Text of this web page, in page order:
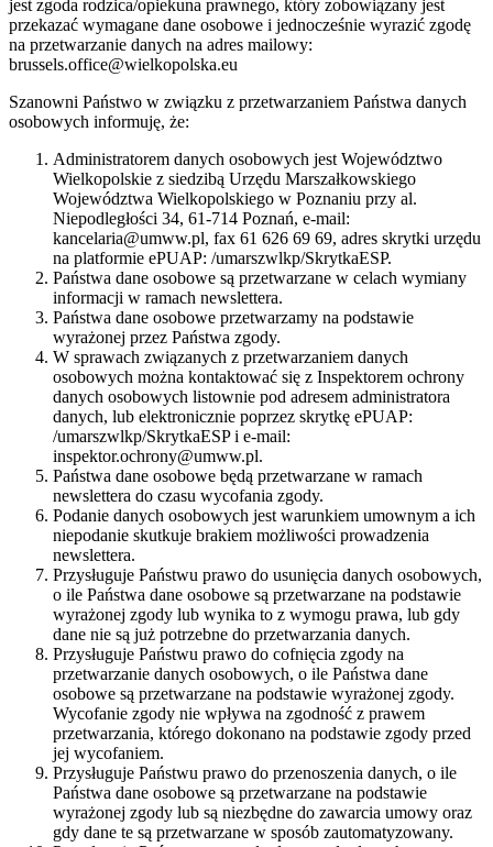
jest zgoda rodzica/opiekuna prawnego, który zobowiązany jest
przekazać wymagane dane osobowe i jednocześnie wyrazić zgodę
na przetwarzanie danych na adres mailowy:
brussels.office@wielkopolska.eu
Szanowni Państwo w związku z przetwarzaniem Państwa danych
osobowych informuję, że:
Administratorem danych osobowych jest Województwo
Wielkopolskie z siedzibą Urzędu Marszałkowskiego
Województwa Wielkopolskiego w Poznaniu przy al.
Niepodległości 34, 61-714 Poznań, e-mail:
kancelaria@umww.pl, fax 61 626 69 69, adres skrytki urzędu
na platformie ePUAP: /umarszwlkp/SkrytkaESP.
Państwa dane osobowe są przetwarzane w celach wymiany
informacji w ramach newslettera.
Państwa dane osobowe przetwarzamy na podstawie
wyrażonej przez Państwa zgody.
W sprawach związanych z przetwarzaniem danych
osobowych można kontaktować się z Inspektorem ochrony
danych osobowych listownie pod adresem administratora
danych, lub elektronicznie poprzez skrytkę ePUAP:
/umarszwlkp/SkrytkaESP i e-mail:
inspektor.ochrony@umww.pl.
Państwa dane osobowe będą przetwarzane w ramach
newslettera do czasu wycofania zgody.
Podanie danych osobowych jest warunkiem umownym a ich
niepodanie skutkuje brakiem możliwości prowadzenia
newslettera.
Przysługuje Państwu prawo do usunięcia danych osobowych,
o ile Państwa dane osobowe są przetwarzane na podstawie
wyrażonej zgody lub wynika to z wymogu prawa, lub gdy
dane nie są już potrzebne do przetwarzania danych.
Przysługuje Państwu prawo do cofnięcia zgody na
przetwarzanie danych osobowych, o ile Państwa dane
osobowe są przetwarzane na podstawie wyrażonej zgody.
Wycofanie zgody nie wpływa na zgodność z prawem
przetwarzania, którego dokonano na podstawie zgody przed
jej wycofaniem.
Przysługuje Państwu prawo do przenoszenia danych, o ile
Państwa dane osobowe są przetwarzane na podstawie
wyrażonej zgody lub są niezbędne do zawarcia umowy oraz
gdy dane te są przetwarzane w sposób zautomatyzowany.